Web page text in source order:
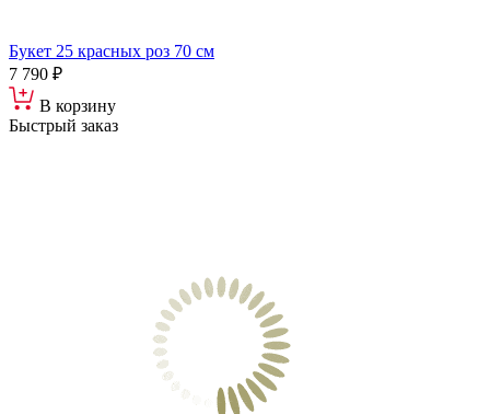
Букет 25 красных роз 70 см
7 790 ₽
В корзину
Быстрый заказ